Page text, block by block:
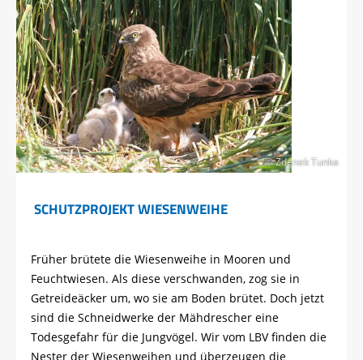
© Zdenek Tunka
SCHUTZPROJEKT WIESENWEIHE
Früher brütete die Wiesenweihe in Mooren und
Feuchtwiesen. Als diese verschwanden, zog sie in
Getreideäcker um, wo sie am Boden brütet. Doch jetzt
sind die Schneidwerke der Mähdrescher eine
Todesgefahr für die Jungvögel. Wir vom LBV finden die
Nester der Wiesenweihen und überzeugen die